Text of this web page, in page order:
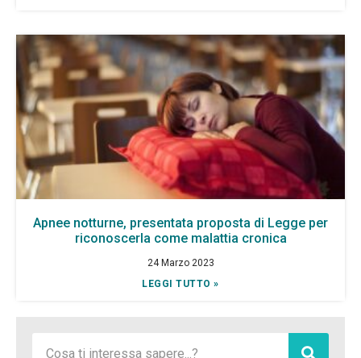
Apnee notturne, presentata proposta di Legge per
riconoscerla come malattia cronica
24 Marzo 2023
LEGGI TUTTO »